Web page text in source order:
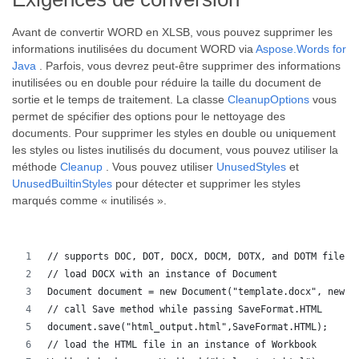
Avant de convertir WORD en XLSB, vous pouvez supprimer les
informations inutilisées du document WORD via Aspose.Words for
Java . Parfois, vous devrez peut-être supprimer des informations
inutilisées ou en double pour réduire la taille du document de
sortie et le temps de traitement. La classe CleanupOptions vous
permet de spécifier des options pour le nettoyage des
documents. Pour supprimer les styles en double ou uniquement
les styles ou listes inutilisés du document, vous pouvez utiliser la
méthode Cleanup . Vous pouvez utiliser UnusedStyles et
UnusedBuiltinStyles pour détecter et supprimer les styles
marqués comme « inutilisés ».
// supports DOC, DOT, DOCX, DOCM, DOTX, and DOTM file
// load DOCX with an instance of Document
Document document = new Document("template.docx", new
// call Save method while passing SaveFormat.HTML
document.save("html_output.html",SaveFormat.HTML);
// load the HTML file in an instance of Workbook